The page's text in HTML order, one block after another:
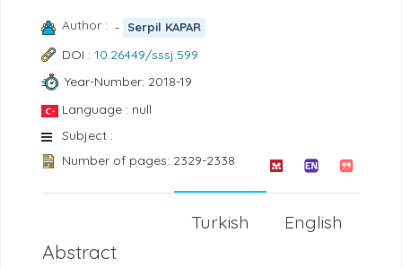
Author : - Serpil KAPAR
DOI : 10.26449/sssj.599
Year-Number: 2018-19
Language : null
Subject :
Number of pages: 2329-2338
English
Turkish
Abstract